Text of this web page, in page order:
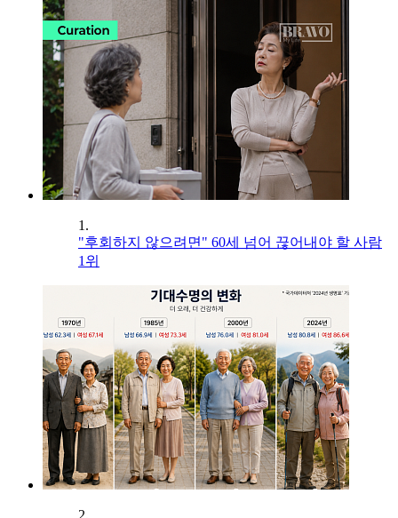
1.
"후회하지 않으려면" 60세 넘어 끊어내야 할 사람
1위